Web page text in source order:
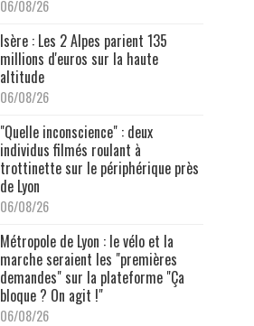
06/08/26
Isère : Les 2 Alpes parient 135
millions d'euros sur la haute
altitude
06/08/26
"Quelle inconscience" : deux
individus filmés roulant à
trottinette sur le périphérique près
de Lyon
06/08/26
Métropole de Lyon : le vélo et la
marche seraient les "premières
demandes" sur la plateforme "Ça
bloque ? On agit !"
06/08/26